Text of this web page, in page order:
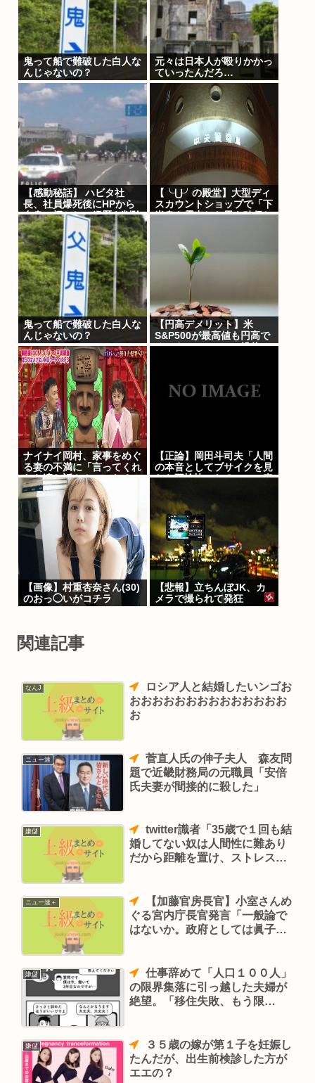
鬼って船で難破した白人な
んじゃないの？
元々は日本人が殴りかかっ
ていったんだろ…
【感動秘話】 ハビタ社
長、社員爆死後にHPから
自身の輝かしい経歴を削除
して哀悼の意を表してい
た！
【╰⋃╯の殿堂】大型ディ
スカウントショップで「下
半身を露出した男を確保し
犯逮捕 札幌
鬼って船で難破した白人な
んじゃないの？
【円高デメリット】米
S&P500が最高値も円高で
オルカン・S&P500投信の
ナイナイ岡村、家事をめぐ
る妻の不満に「言ってくれ
たら済む話やん」になるみ
「バイトやったらクビや
で」説教受け黙り込む
【正論】岡田斗司夫「人間
の本音としてブサイクを見
たら不愉快になる。この責
任をどうとるんだ」
【画像】村重杏奈さん(30)
のおっ◯いがコチラ
【悲報】立ちんぼJK、カ
メラで撮られて発狂
関連記事
なんJ
おおおおおおおおおおおおおお
お
ニュー速
菅直人氏の伸子夫人 森友問
題で近畿財務局の元職員「安倍
氏夫妻が間接的に殺した」
嫌儲
twitter識者「35歳で１回も結
婚してない奴は人間性に難あり
だから距離を置け、ストレス耐
ニュー速＋
ぐる宮内庁長官発言「一般論で
はないか。政府としては眞子さ
嫌儲
仕事辞めて「人口１００人」
の限界集落に引っ越した夫婦が
絶望。「移住失敗、もう限
嫌儲
たんだが、出生前検診した方が
エエの？